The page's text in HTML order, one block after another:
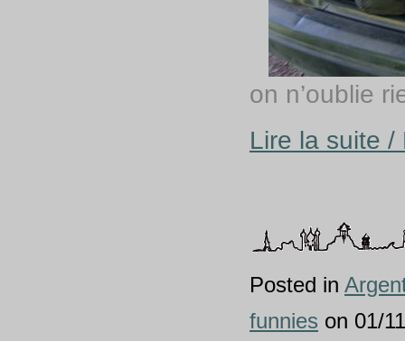
on n’oublie
Lire la suite /
Posted in
funnies on 01/